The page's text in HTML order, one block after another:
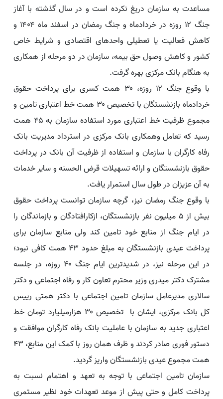
مساعدت به سازمان دریغ نکرده است و در سال گذشته با آغاز
جنگ ۱۲ روزه در خردادماه و جنگ رمضان در اسفند ماه ۱۴۰۴ و
کاهش فعالیت یا تعطیلی واحدهای اقتصادی و شرایط خاص
کشور و‌ کاهش وصول حق بیمه، سازمان در دو مرحله از همکاری
به هنگام بانک مرکزی بهره گرفت.
با وقوع جنگ ۱۲ روزه، ۳۰ همت کسری برای پرداخت حقوق
خردادماه بازنشستگان با تخصیص ۳۰ همت خط اعتباری تامین و
مجموع ظرفیت خط اعتباری مورد استفاده سازمان به ۴۵ همت
رسید که تعامل و‌همکاری بانک مرکزی در استرداد مدیریت بانک
رفاه کارگران با سازمان و استفاده از ظرفیت آن بانک در پرداخت
حقوق بازنشستگان و ارائه تسهیلات قرض الحسنه و سایر خدمات
به آن عزیزان در طول سال استمرار یافت.
با وقوع جنگ رمضان نیز، گرچه سازمان توانست پرداخت حقوق
بیش از ۵ میلیون نفر بازنشستگان، ازکارافتادگان و بازماندگان را
در ایام جنگ از منابع خود تامین کند ولی منابع سازمان برای
پرداخت عیدی بازنشستگان به مبلغ حدود ۴۳ همت کافی نبود؛
در این مرحله نیز، در شدیدترین ایام جنگ ۴۰ روزه، در جلسه
مشترک دکتر میدری وزیر محترم تعاون کار و رفاه اجتماعی و دکتر
سالاری مدیرعامل سازمان تامین اجتماعی با دکتر همتی رییس
کل بانک مرکزی، ایشان با تخصیص ۳۰ هزارمیلیارد تومان خط
اعتباری جدید به سازمان با عاملیت بانک رفاه کارگران موافقت و
دستور فوری صادر کردند و ظرف همان روز با کمک این منابع، ۴۳
همت مجموع عیدی بازنشستگان واریز گردید.
سازمان تامین اجتماعی با توجه به تعهد و اهتمام نسبت به
پرداخت کامل و حتی پیش از موعد تعهدات خود نظیر مستمری